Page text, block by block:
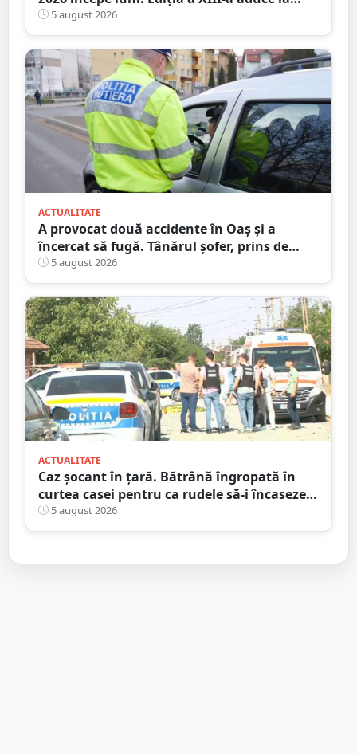
start peste 120 de participanți și șahiști din
șase țări.
5 august 2026
ACTUALITATE
A provocat două accidente în Oaș și a
încercat să fugă. Tânărul șofer, prins de
polițiștii sătmăreni. Încălcări grave ale
Codului Rutier
5 august 2026
ACTUALITATE
Caz șocant în țară. Bătrână îngropată în
curtea casei pentru ca rudele să-i încaseze
pensia
5 august 2026